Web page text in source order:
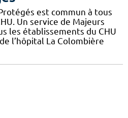
est commun à tous
Un service de Majeurs
les établissements du CHU
l’hôpital La Colombière